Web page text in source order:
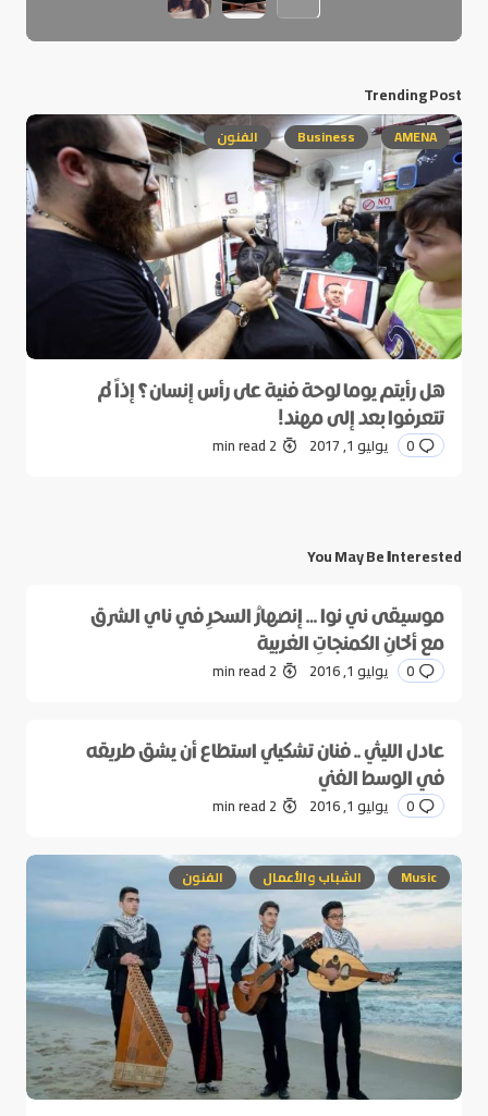
Trending Post
AMENA
Business الفنون
هل رأيتم يوما لوحة فنية على رأس إنسان؟ إذاً لم
تتعرفوا بعد إلى مهند!
0 يوليو 1, 2017 2 min read
You May Be Interested
موسيقى ني نوا … إنصهارُ السحرِ في ناي الشرق
مع ألحانِ الكمنجاتِ الغربية
0 يوليو 1, 2016 2 min read
عادل الليثي .. فنان تشكيلي استطاع أن يشق طريقه
في الوسط الفني
0 يوليو 1, 2016 2 min read
Music الشباب والأعمال الفنون